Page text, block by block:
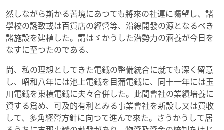
然しながら斯かる苦境にあつても將來の社運に囑望し、諸
學校の誘致或は百貨店の經營等、沿線開發の源となるべき
諸施設を建植した。謂はゞかうした潜勢力の涵養が今日を
なすに至つたのである、
尚、私の理想としてきた電鐵の整備統合に就ても深く留意
し、昭和八年には池上電鐵を目蒲電鐵に、同十一年には玉
川電鐵を東横電鐵に夫々合併した。此間會社の業績培養に
資する爲め、可及的有利とみる事業會社を新設し又は買收
して、多角經營方針に向つて進んで來た。さうかうして居